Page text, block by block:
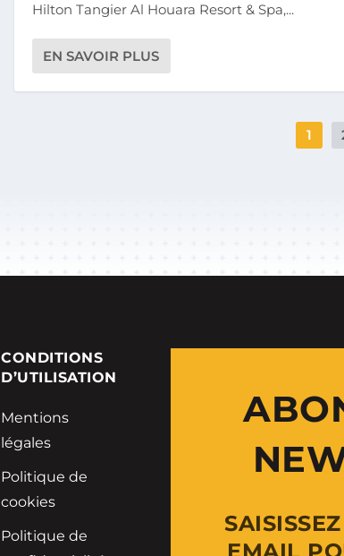
Hilton Tangier Al Houara Resort & Spa,...
EN SAVOIR PLUS
1
CONDITIONS
D’UTILISATION
Mentions
légales
Politique de
cookies
Politique de
EMAIL